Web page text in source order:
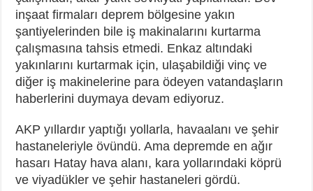
inşaat firmaları deprem bölgesine yakın
şantiyelerinden bile iş makinalarını kurtarma
çalışmasına tahsis etmedi. Enkaz altındaki
yakınlarını kurtarmak için, ulaşabildiği vinç ve
diğer iş makinelerine para ödeyen vatandaşların
haberlerini duymaya devam ediyoruz.
AKP yıllardır yaptığı yollarla, havaalanı ve şehir
hastaneleriyle övündü. Ama depremde en ağır
hasarı Hatay hava alanı, kara yollarındaki köprü
ve viyadükler ve şehir hastaneleri gördü.